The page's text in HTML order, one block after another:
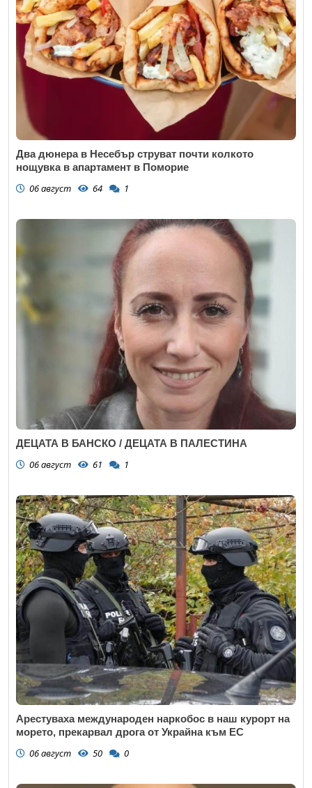
Два дюнера в Несебър струват почти колкото
нощувка в апартамент в Поморие
06 август 64 1
ДЕЦАТА В БАНСКО / ДЕЦАТА В ПАЛЕСТИНА
06 август 61 1
Арестуваха международен наркобос в наш курорт на
морето, прекарвал дрога от Украйна към ЕС
06 август 50 0